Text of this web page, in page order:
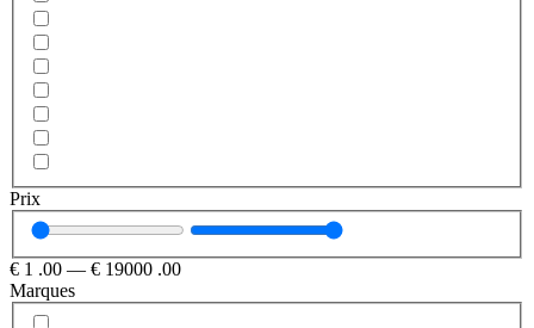
Prix
€ 1 .00 — € 19000 .00
Marques